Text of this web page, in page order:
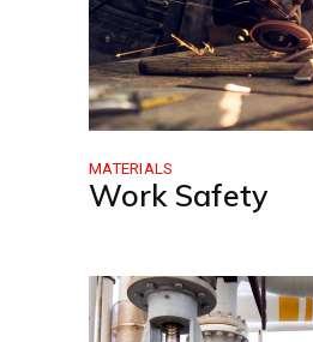
MATERIALS
Work Safety